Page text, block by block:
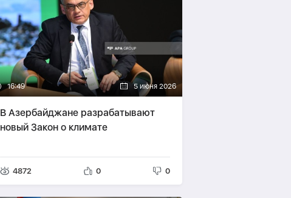
16:49 5 июня 2026
В Азербайджане разрабатывают
новый Закон о климате
4872 0 0